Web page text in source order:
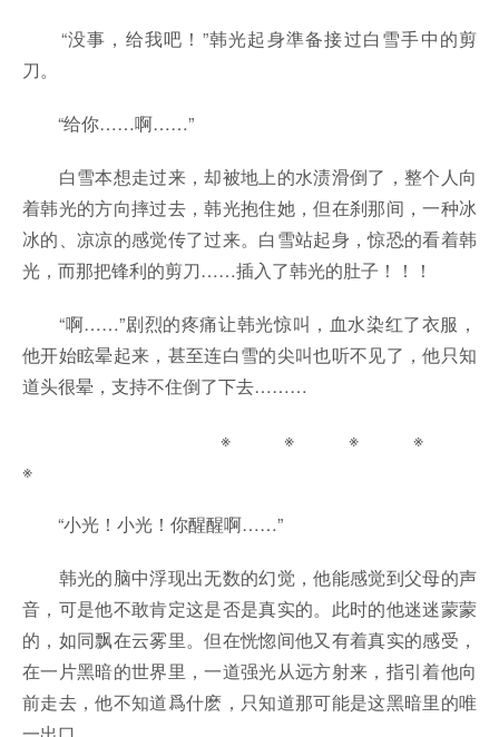
“没事，给我吧！”韩光起身準备接过白雪手中的剪
刀。
“给你……啊……”
白雪本想走过来，却被地上的水渍滑倒了，整个人向
着韩光的方向摔过去，韩光抱住她，但在刹那间，一种冰
冰的、凉凉的感觉传了过来。白雪站起身，惊恐的看着韩
光，而那把锋利的剪刀……插入了韩光的肚子！！！
“啊……”剧烈的疼痛让韩光惊叫，血水染红了衣服，
他开始眩晕起来，甚至连白雪的尖叫也听不见了，他只知
道头很晕，支持不住倒了下去………
※ ※ ※ ※
※
“小光！小光！你醒醒啊……”
韩光的脑中浮现出无数的幻觉，他能感觉到父母的声
音，可是他不敢肯定这是否是真实的。此时的他迷迷蒙蒙
的，如同飘在云雾里。但在恍惚间他又有着真实的感受，
在一片黑暗的世界里，一道强光从远方射来，指引着他向
前走去，他不知道爲什麽，只知道那可能是这黑暗里的唯